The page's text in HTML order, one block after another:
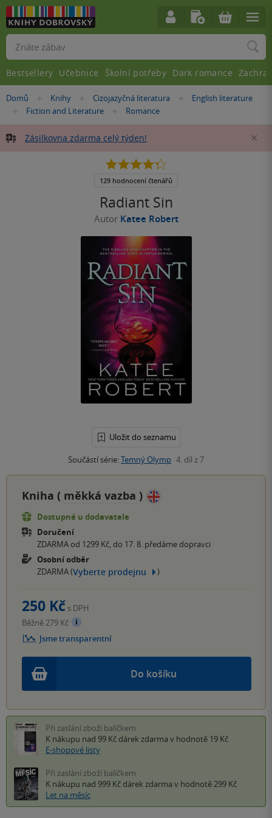
Nacházíte
Domů »Knihy »Cizojazyčná literatura »
English literature
»Fiction and Literature »
Romance
Zásilkovna zdarma celý týden!
Radiant Sin
Autor Katee Robert
Uložit do seznamu
Součástí série:Temný Olymp 4. díl z 7
4.3
5
129 hodnocení čtenářů
Kniha ( měkká vazba )
Dostupné u dodavatele
Doručení
ZDARMA od 1299 Kč, do 17. 8. předáme dopravci
Osobní odběr
ZDARMA (Vyberte prodejnu )
Do košíku
250 Kč s DPH
Běžně 279 Kč
Jsme transparentní
Při zaslání zboží balíčkem
K nákupu nad 99 Kč dárek zdarma v hodnotě 19 Kč
E-shopové listy
Při zaslání zboží balíčkem
K nákupu nad 999 Kč dárek zdarma v hodnotě 299 Kč
Let na měsíc
Vyhledávání
Bestsellery Učebnice Školní potřeby Dark romance